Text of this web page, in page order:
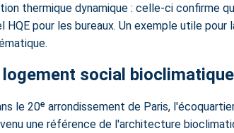
thermique dynamique : celle-ci confirme
pour les bureaux. Un exemple utile
social bioclimatique
le 20ᵉ arrondissement de Paris,
une référence de l'architecture